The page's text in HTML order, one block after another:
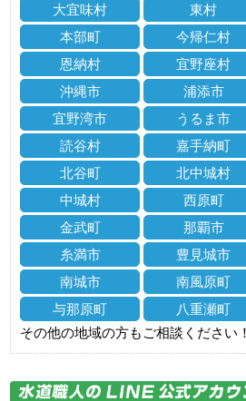
大宜味村
東村
本部町
今帰仁村
恩納村
宜野座村
沖縄市
浦添市
宜野湾市
うるま市
読谷村
嘉手納町
北谷町
北中城村
中城村
西原町
金武町
那覇市
糸満市
豊見城市
南城市
南風原町
与那原町
八重瀬町
その他の地域の方もご相談ください！